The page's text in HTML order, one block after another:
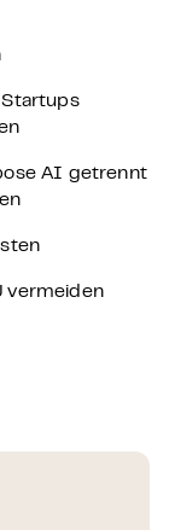
AI getrennt
vermeiden